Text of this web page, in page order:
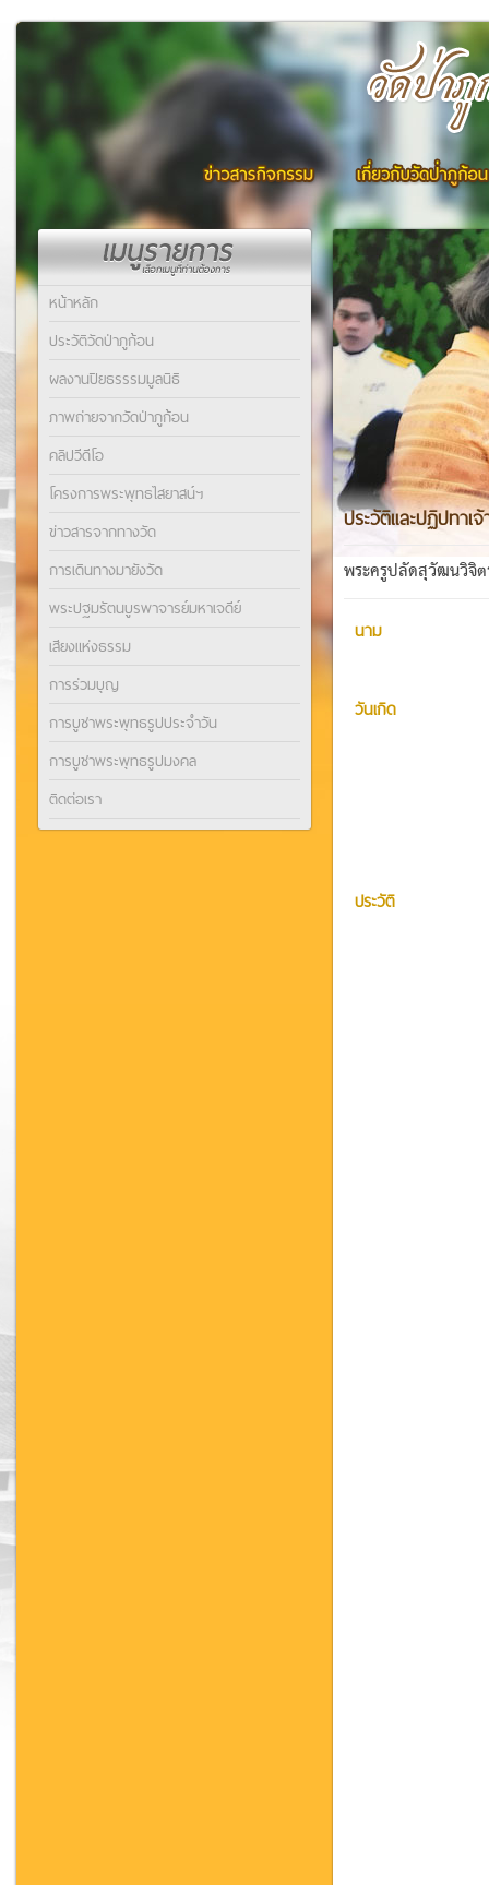
หน้าหลัก
ประวัติวัดป่าภูก้อน
ผลงานปิยธรรรมมูลนิธิ
ภาพถ่ายจากวัดป่าภูก้อน
คลิปวีดีโอ
โครงการพระพุทธไสยาสน์ฯ
ข่าวสารจากทางวัด
การเดินทางมายังวัด
พระปฐมรัตนบูรพาจารย์มหาเจดีย์
เสียงแห่งธรรม
การร่วมบุญ
การบูชาพระพุทธรูปประจำวัน
การบูชาพระพุทธรูปมงคล
ติดต่อเรา
ประวัติและปฏิปทาเ
พระครูปลัดสุวัฒนวิจิ
นาม
วันเกิด
ประวัติ